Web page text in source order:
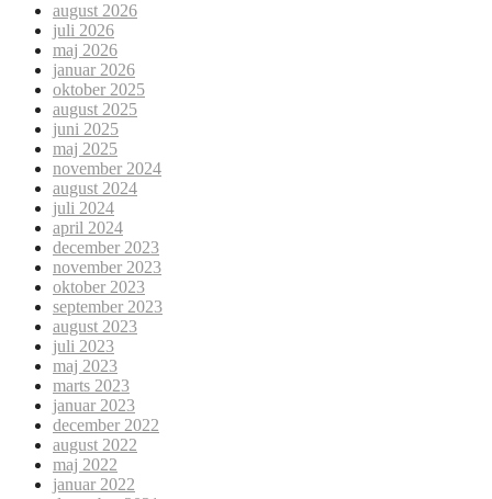
august 2026
juli 2026
maj 2026
januar 2026
oktober 2025
august 2025
juni 2025
maj 2025
november 2024
august 2024
juli 2024
april 2024
december 2023
november 2023
oktober 2023
september 2023
august 2023
juli 2023
maj 2023
marts 2023
januar 2023
december 2022
august 2022
maj 2022
januar 2022